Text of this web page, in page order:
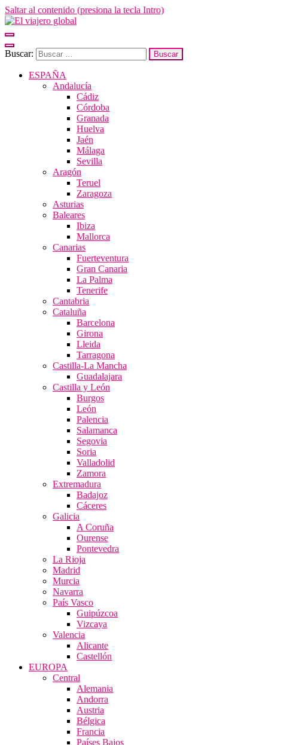
Saltar al contenido (presiona la tecla Intro)
Buscar:
ESPAÑA
Andalucía
Cádiz
Córdoba
Granada
Huelva
Jaén
Málaga
Sevilla
Aragón
Teruel
Zaragoza
Asturias
Baleares
Ibiza
Mallorca
Canarias
Fuerteventura
Gran Canaria
La Palma
Tenerife
Cantabria
Cataluña
Barcelona
Girona
Lleida
Tarragona
Castilla-La Mancha
Guadalajara
Castilla y León
Burgos
León
Palencia
Salamanca
Segovia
Soria
Valladolid
Zamora
Extremadura
Badajoz
Cáceres
Galicia
A Coruña
Ourense
Pontevedra
La Rioja
Madrid
Murcia
Navarra
País Vasco
Guipúzcoa
Vizcaya
Valencia
Alicante
Castellón
EUROPA
Central
Alemania
Andorra
Austria
Bélgica
Francia
Países Bajos